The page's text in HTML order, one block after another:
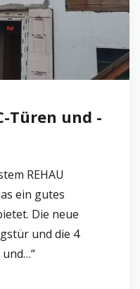
Türen und -
REHAU
ein gutes
Die neue
und die 4